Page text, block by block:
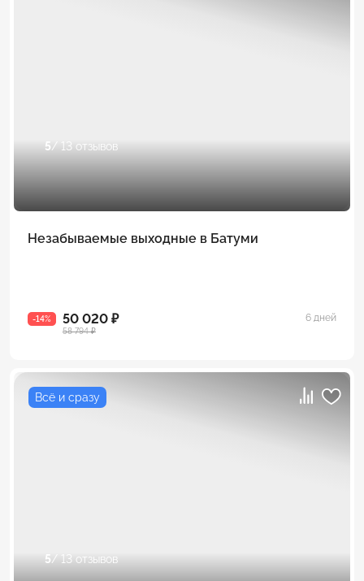
5/ 13 отзывов
Незабываемые выходные в Батуми
-14% 50 020 ₽
58 794 ₽
6 дней
Всё и сразу
5/ 13 отзывов